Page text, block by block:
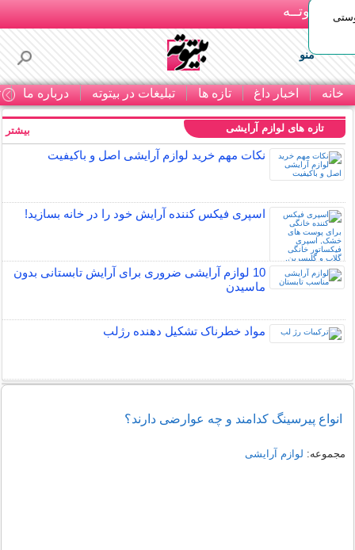
بـیتوتــه
منو
خانه اخبار داغ تازه ها تبلیغات در بیتوته درباره ما
تازه های لوازم آرایشی
نکات مهم خرید لوازم آرایشی اصل و باکیفیت
اسپری فیکس کننده آرایش خود را در خانه بسازید!
10 لوازم آرایشی ضروری برای آرایش تابستانی بدون
ماسیدن
مواد خطرناک تشکیل دهنده رژلب
بیشتر
انواع پیرسینگ کدامند و چه عوارضی دارند؟
مجموعه: لوازم آرایشی